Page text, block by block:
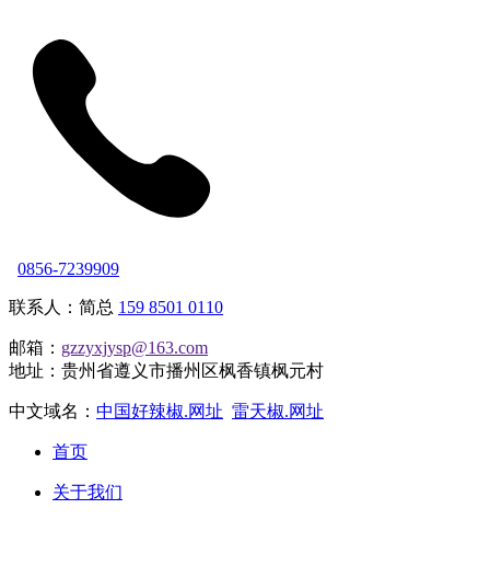
0856-7239909
联系人：简总 159 8501 0110
邮箱： gzzyxjysp@163.com
地址：贵州省遵义市播州区枫香镇枫元村
中文域名： 中国好辣椒.网址 雷天椒.网址
首页
关于我们